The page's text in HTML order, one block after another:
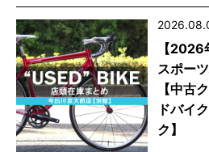
【
スポー
【中古
ドバイ
ク】